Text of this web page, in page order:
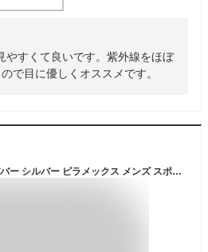
やすくて良いです。紫外線をほぼ
で目に優しくオススメです。
Pyramex サングラス エンデバー シルバー ピラメックス メンズ スポーツ 紫外線カット UVカット グラサン 運転 ドライブ バイク ツーリング 曇り止め 防雲 セーフティグラス セーフティーグラス 保護メガネ 保護眼鏡 保護めがね 安全メガネ 作業用メガネ